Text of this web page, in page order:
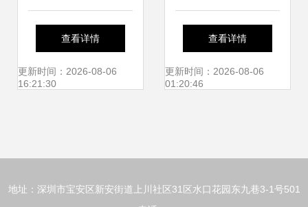
开发中的“屌丝”逆
袭指南
查看详情
更新时间：2026-08-06
16:21:30
工厂”将依赖怎样的
软件开发体系？
查看详情
更新时间：2026-08-06
01:20:46
地址：深圳市宝安区新安街道上川社区31区水口花园东九巷3-1号501